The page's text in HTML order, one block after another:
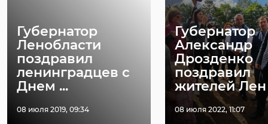
Губернатор
Ленобласти
поздравил
ленинградцев с
Днем ...
08 июля 2019, 09:34
Губернатор
Александр
Дрозденко
поздравил
жителей Лен
08 июля 2022, 11:07